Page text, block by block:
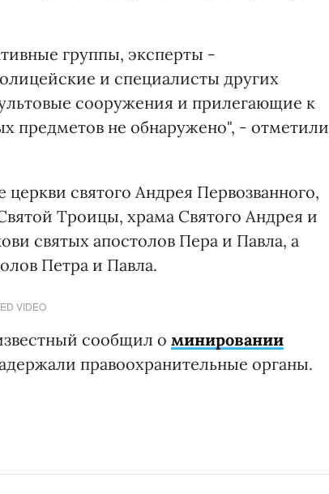
группы, эксперты -
и специалисты других
сооружения и прилегающие к
предметов не обнаружено", - отметили
святого Андрея Первозванного,
Троицы, храма Святого Андрея и
святых апостолов Пера и Павла, а
Петра и Павла.
VIDEO
сообщил о минировании
правоохранительные органы.